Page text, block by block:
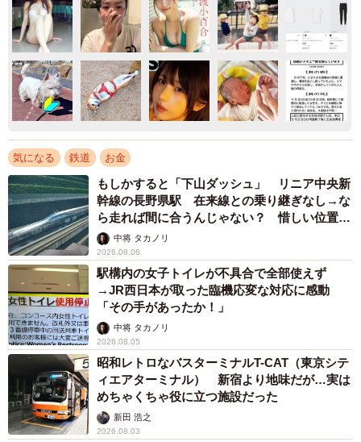
気になる 鉄道 お金
もしかすると「下山ダッシュ」 リニア中央新
幹線の長野県駅 在来線との乗り継ぎなし→な
ら走れば間に合うんじゃない？ 惜しい位置関
係が反響
中将 タカノリ
2026.08.06
駅構内の女子トイレが不具合で全部使えず
→JR西日本が取った臨機応変な対応に感動
「その手があったか！」
中将 タカノリ
2026.08.05
昭和レトロなバスターミナルT-CAT（東京シテ
ィエアターミナル） 新宿より地味だが…実は
めちゃくちゃ役に立つ施設だった
新田 浩之
2026.08.03